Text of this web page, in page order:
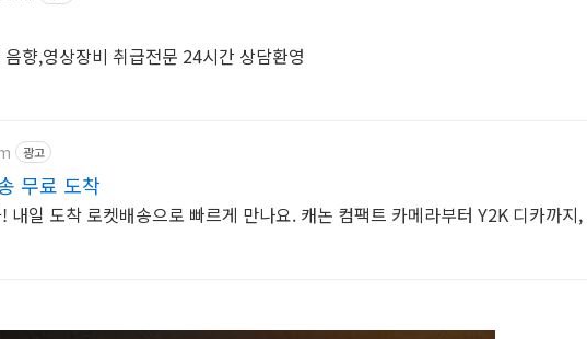
향,영상장비 취급전문 24시간 상담환영
광고
무료 도착
내일 도착 로켓배송으로 빠르게 만나요. 캐논 컴팩트 카메라부터 Y2K 디카까지